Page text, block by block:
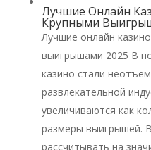
Лучшие Онлайн
Крупными
Лучшие онлайн
выигрышами 2025 В
казино стали
развлекательной
увеличиваются как
размеры выигрышей.
рассчитывать на